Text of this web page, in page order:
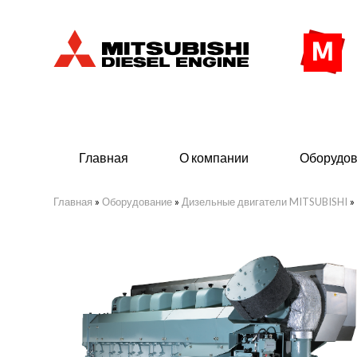
Главная О компании
- Индустриального исполнения
- Судовые дизельные двигатели
Mitsubishi морского исполнения
-
-
-
(380 -
Главная » Оборудование » Дизельные двигатели MITSUBISHI »